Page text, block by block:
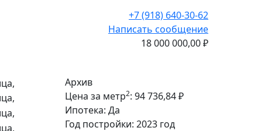
+7 (918) 640-30-62
Написать сообщение
18 000 000,00 ₽
Архив
Цена за метр2: 94 736,84 ₽
Ипотека: Да
Год постройки: 2023 год